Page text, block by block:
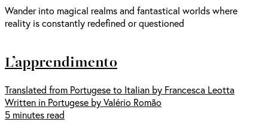
Wander into magical realms and fantastical worlds where
reality is constantly redefined or questioned
L’apprendimento
Translated from Portugese to Italian by Francesca Leotta
Written in Portugese by Valério Romão
5 minutes read